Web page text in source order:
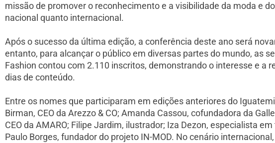
missão de promover o reconhecimento e a visibilidade da moda e
nacional quanto internacional.
Após o sucesso da última edição, a conferência deste ano será
entanto, para alcançar o público em diversas partes do mundo, as
Fashion contou com 2.110 inscritos, demonstrando o interesse e a
dias de conteúdo.
Entre os nomes que participaram em edições anteriores do
Birman, CEO da Arezzo & CO; Amanda Cassou, cofundadora da
CEO da AMARO; Filipe Jardim, ilustrador; Iza Dezon, especialista
Paulo Borges, fundador do projeto IN-MOD. No cenário